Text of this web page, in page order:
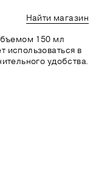
Найти магазин
150 мл
использоваться в
удобства.